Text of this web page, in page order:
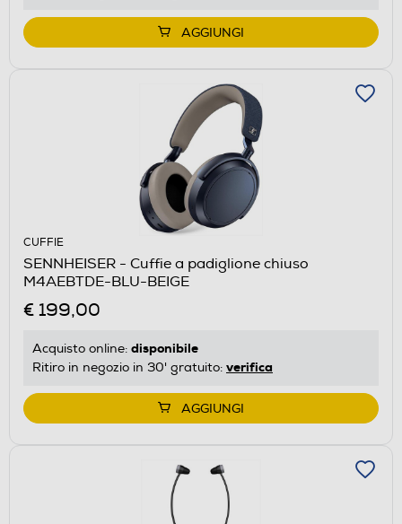
AGGIUNGI
CUFFIE
SENNHEISER - Cuffie a padiglione chiuso
M4AEBTDE-BLU-BEIGE
€ 199,00
Acquisto online: disponibile
Ritiro in negozio in 30' gratuito: verifica
AGGIUNGI